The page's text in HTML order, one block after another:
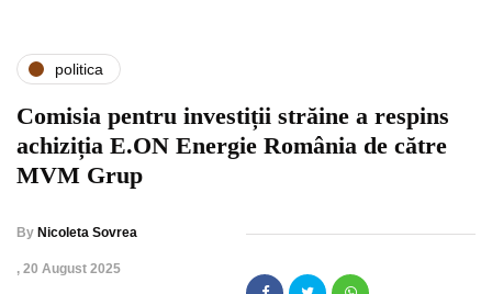
politica
Comisia pentru investiții străine a respins
achiziția E.ON Energie România de către
MVM Grup
By Nicoleta Sovrea
, 20 August 2025